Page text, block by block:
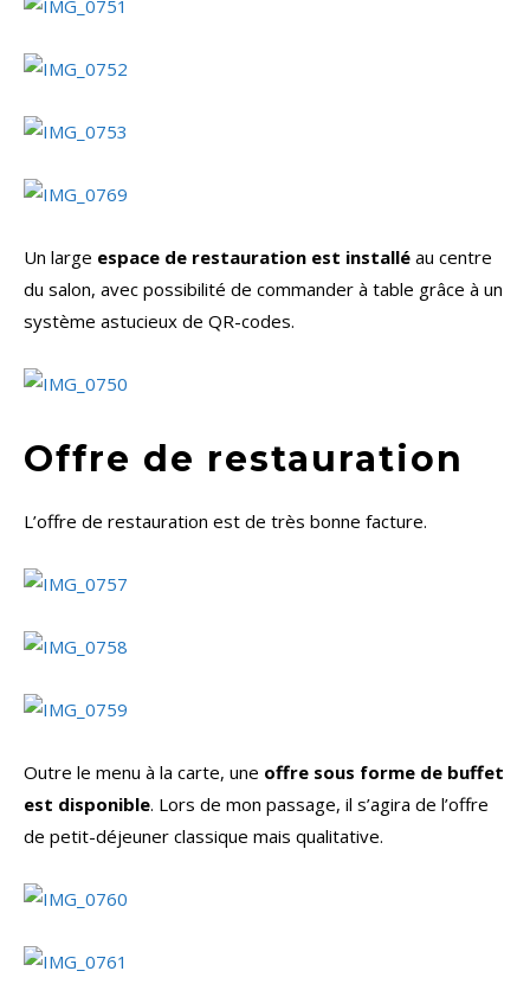
Un large espace de restauration est installé au centre
du salon, avec possibilité de commander à table grâce à un
système astucieux de QR-codes.
Offre de restauration
L’offre de restauration est de très bonne facture.
Outre le menu à la carte, une offre sous forme de buffet
est disponible. Lors de mon passage, il s’agira de l’offre
de petit-déjeuner classique mais qualitative.